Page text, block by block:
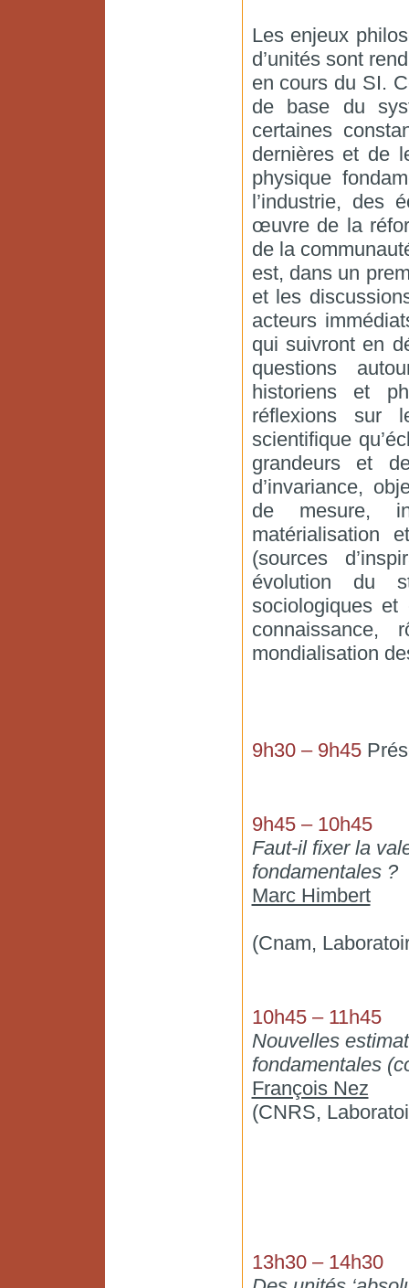
Les enjeux
d’unités sont
en cours du SI.
de base du
certaines
dernières et de
physique
l’industrie, des
œuvre de la
de la
est, dans un
et les
acteurs
qui suivront en
questions
historiens et
réflexions sur
scientifique
grandeurs et
d’invariance,
de mesure,
matérialisation
(sources
évolution du
sociologiques et
mondialisation
9h30 – 9h45
9h45 – 10h45
Faut-il fixer la
fondamentales ?
Marc Himbert
(Cnam,
10h45 – 11h45
Nouvelles
fondamentales
François Nez
(CNRS,
13h30 – 14h30